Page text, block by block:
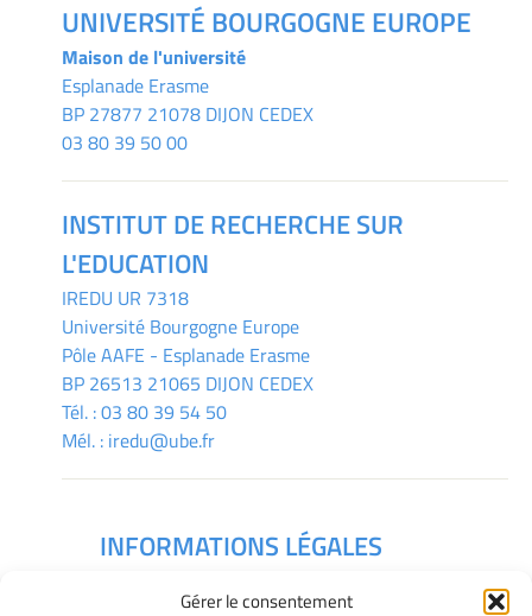
Gérer le consentement
UNIVERSITÉ BOURGOGNE EUROPE
Maison de l'université
Esplanade Erasme
BP 27877 21078 DIJON CEDEX
03 80 39 50 00
INSTITUT DE RECHERCHE SUR
L'EDUCATION
IREDU UR 7318
Université Bourgogne Europe
Pôle AAFE - Esplanade Erasme
BP 26513 21065 DIJON CEDEX
Tél. :03 80 39 54 50
Mél. : iredu@ube.fr
INFORMATIONS LÉGALES
Gérer mes cookies